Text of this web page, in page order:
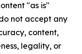
"as is"
not accept any
content,
legality, or